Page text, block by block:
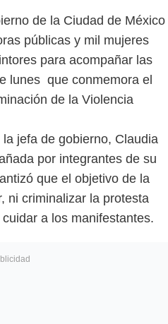
de la Ciudad de México
públicas y mil mujeres
para acompañar las
lunes que conmemora el
de la Violencia
jefa de gobierno, Claudia
por integrantes de su
que el objetivo de la
ni criminalizar la protesta
a los manifestantes.